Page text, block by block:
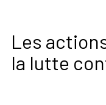
Les
la lutte